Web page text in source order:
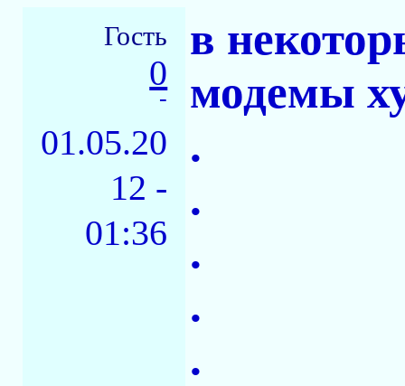
Гость
0
-
01.05.20
12 -
01:36
в
модемы
.
.
.
.
.